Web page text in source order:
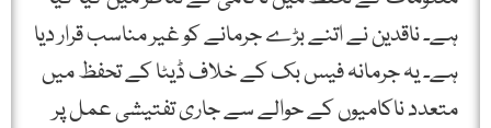
ہے۔ ناقدین نے اتنے بڑے جرمانے کو غیر مناسب قرار دیا
ہے۔ یہ جرمانہ فیس بک کے خلاف ڈیٹا کے تحفظ میں
متعدد ناکامیوں کے حوالے سے جاری تفتیشی عمل پر